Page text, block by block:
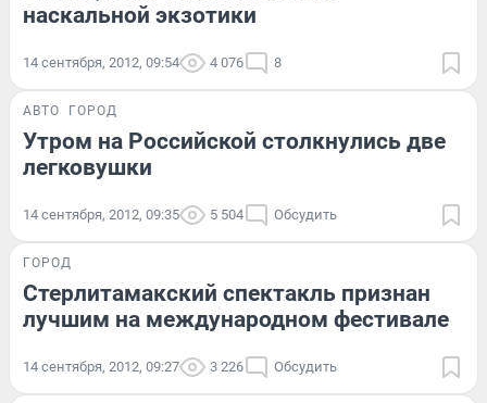
наскальной экзотики
14 сентября, 2012, 09:54 4 076 8
АВТО ГОРОД
Утром на Российской столкнулись две
легковушки
14 сентября, 2012, 09:35 5 504 Обсудить
ГОРОД
Стерлитамакский спектакль признан
лучшим на международном фестивале
14 сентября, 2012, 09:27 3 226 Обсудить